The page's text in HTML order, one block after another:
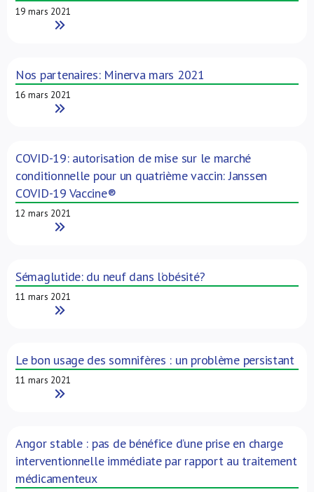
19 mars 2021
Read More
Nos partenaires: Minerva mars 2021
16 mars 2021
Read More
COVID-19: autorisation de mise sur le marché
conditionnelle pour un quatrième vaccin: Janssen
COVID-19 Vaccine®
12 mars 2021
Read More
Sémaglutide: du neuf dans l’obésité?
11 mars 2021
Read More
Le bon usage des somnifères : un problème persistant
11 mars 2021
Read More
Angor stable : pas de bénéfice d’une prise en charge
interventionnelle immédiate par rapport au traitement
médicamenteux